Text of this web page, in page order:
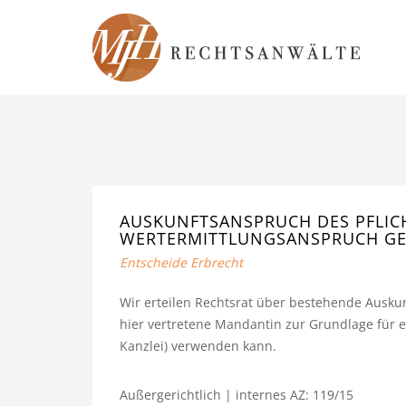
AUSKUNFTSANSPRUCH DES
WERTERMITTLUNGSANSPRUCH
Entscheide Erbrecht
Wir erteilen Rechtsrat über bestehende
hier vertretene Mandantin zur Grundlage für
Kanzlei) verwenden kann.
Außergerichtlich | internes AZ: 119/15